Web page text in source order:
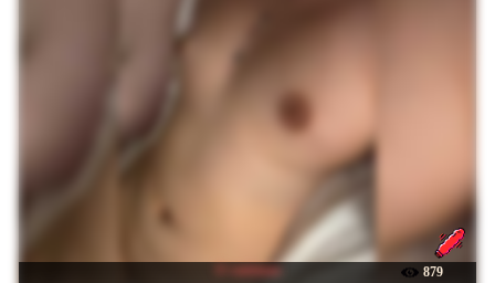
☉ vattttaaa 879